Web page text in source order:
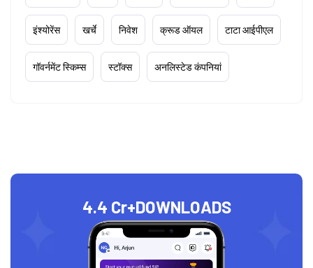
इंश्योरेंस खर्चे निवेश क्रूड ऑयल टाटा आईपीएल
गॉवर्नमेंट स्किम्स स्टॉक्स अनलिस्टेड कंपनियां
4.4 Cr+DOWNLOADS